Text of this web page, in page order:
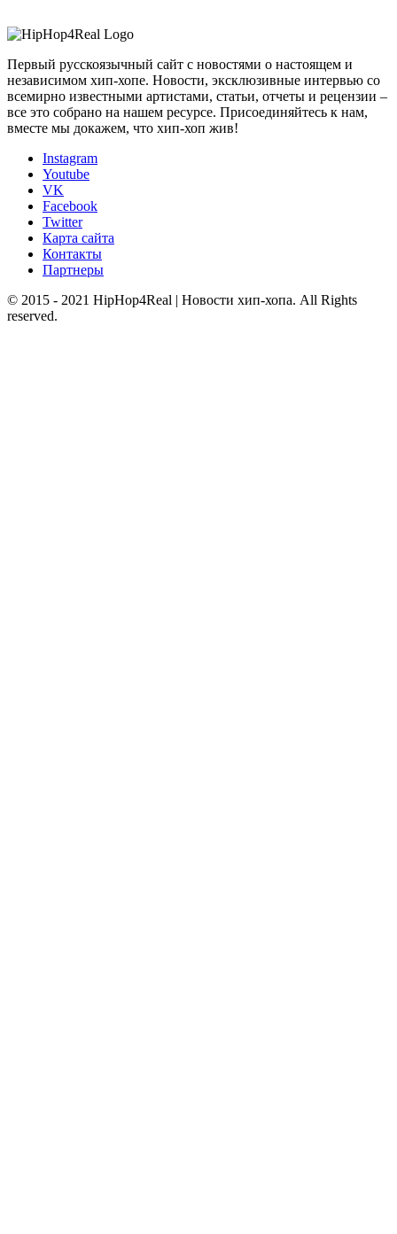
Первый русскоязычный сайт с новостями о настоящем и
независимом хип-хопе. Новости, эксклюзивные интервью со
всемирно известными артистами, статьи, отчеты и рецензии –
все это собрано на нашем ресурсе. Присоединяйтесь к нам,
вместе мы докажем, что хип-хоп жив!
Instagram
Youtube
VK
Facebook
Twitter
Карта сайта
Контакты
Партнеры
© 2015 - 2021 HipHop4Real | Новости хип-хопа. All Rights
reserved.